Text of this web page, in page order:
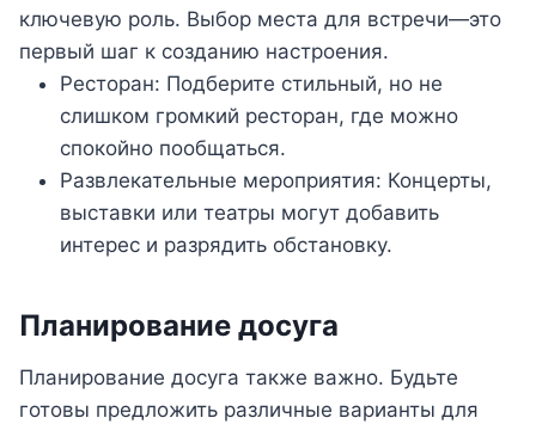
ключевую роль. Выбор места для встречи—это
первый шаг к созданию настроения.
Ресторан: Подберите стильный, но не
слишком громкий ресторан, где можно
спокойно пообщаться.
Развлекательные мероприятия: Концерты,
выставки или театры могут добавить
интерес и разрядить обстановку.
Планирование досуга
Планирование досуга также важно. Будьте
готовы предложить различные варианты для